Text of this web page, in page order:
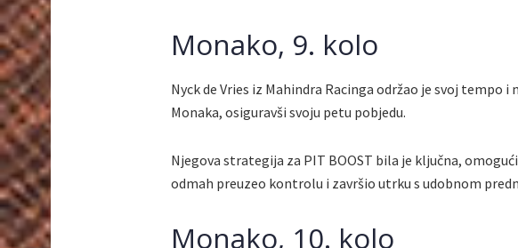
Monako, 9. kolo
Nyck de Vries iz Mahindra Racinga održao je svoj tempo
Monaka, osiguravši svoju petu pobjedu.
Njegova strategija za PIT BOOST bila je ključna,
odmah preuzeo kontrolu i završio utrku s udobnom
Monako, 10. kolo